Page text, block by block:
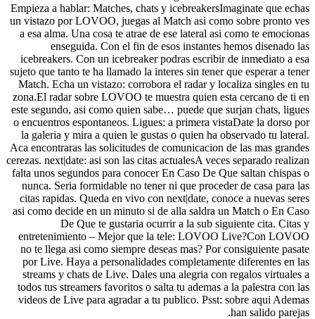
Empieza a hablar: Matches, chats y icebreakersImaginate que echas
un vistazo por LOVOO, juegas al Match asi­ como sobre pronto ves
a esa alma. Una cosa te atrae de ese lateral asi­ como te emocionas
enseguida. Con el fin de esos instantes hemos disenado las
icebreakers. Con un icebreaker podras escribir de inmediato a esa
sujeto que tanto te ha llamado la interes sin tener que esperar a tener
Match. Echa un vistazo: corrobora el radar y localiza singles en tu
zona.El radar sobre LOVOO te muestra quien esta cercano de ti en
este segundo, asi­ como quien sabe… puede que surjan chats, ligues
o encuentros espontaneos. Ligues: a primera vistaDate la dorso por
la galeria y mira a quien le gustas o quien ha observado tu lateral.
Aca encontraras las solicitudes de comunicacion de las mas grandes
cerezas. next|date: asi son las citas actualesA veces separado realizan
falta unos segundos para conocer En Caso De Que saltan chispas o
nunca. Seri­a formidable no tener ni que proceder de casa para las
citas rapidas. Queda en vivo con next|date, conoce a nuevas seres
asi­ como decide en un minuto si de alla saldra un Match o En Caso
De Que te gustaria ocurrir a la sub siguiente cita. Citas y
entretenimiento – Mejor que la tele: LOVOO Live?Con LOVOO
no te llega asi­ como siempre deseas mas? Por consiguiente pasate
por Live. Haya a personalidades completamente diferentes en las
streams y chats de Live. Dales una alegria con regalos virtuales a
todos tus streamers favoritos o salta tu ademas a la palestra con las
videos de Live para agradar a tu publico. Psst: sobre aqui Ademas
han salido parejas.